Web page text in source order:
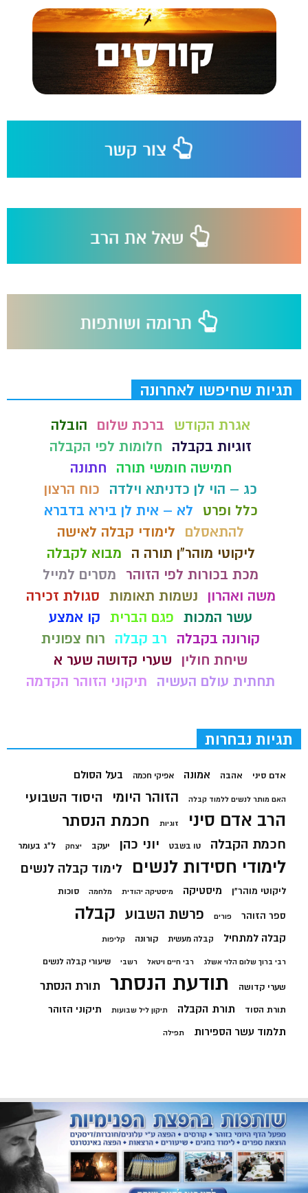
תגיות שחיפשו לאחרונה
אגרת הקודש ברכת שלום
הובלה
זוגיות בקבלה
חלומות לפי הקבלה
חמישה חומשי תורה
חתונה
כג – הוי לן כדניתא וילדה
כוח הרצון
כלל ופרט
לא – אית לן בירא בדברא
להתאסלם
לימודי קבלה לאישה
ליקוטי מוהר"ן תורה ה
מבוא לקבלה
מכת בכורות לפי הזוהר
מסרים למייל
משה ואהרון
נשמות תאומות סגולת זכירה
עשר המכות פגם הברית קו אמצע
קורונה בקבלה
רב קבלה
רוח צפונית
שיחת חולין
שערי קדושה שער א
תחתית עולם העשיה
תיקוני הזוהר הקדמה
תגיות נבחרות
אדם סיני אהבה אמונה אפיקי חכמה בעל הסולם
האם מותר לנשים ללמוד קבלה הזוהר היומי היסוד השבועי
הרב אדם סיני זוגיות חכמת הנסתר
חכמת הקבלה טו בשבט יוני כהן יעקב יצחק ל"ג בעומר
לימודי חסידות לנשים לימוד קבלה לנשים
ליקוטי מוהר"ן מיסטיקה מיסטיקה יהודית מלחמה סוכות
ספר הזוהר פורים פרשת השבוע קבלה
קבלה למתחיל קבלה מעשית קורונה קליפות
רבי ברוך שלום הלוי אשלג רבי חיים ויטאל רשבי שיעורי קבלה לנשים
שערי קדושה תודעת הנסתר תורת הנסתר
תורת הסוד תורת הקבלה תיקון ליל שבועות תיקוני הזוהר
תלמוד עשר הספירות תפילה